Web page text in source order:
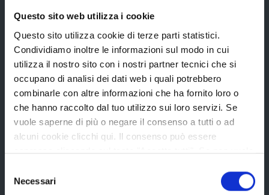
Questo sito web utilizza i cookie
Questo sito utilizza cookie di terze parti statistici.
Condividiamo inoltre le informazioni sul modo in cui
utilizza il nostro sito con i nostri partner tecnici che si
occupano di analisi dei dati web i quali potrebbero
combinarle con altre informazioni che ha fornito loro o
che hanno raccolto dal tuo utilizzo sui loro servizi. Se
vuole saperne di più o negare il consenso a tutti o ad
alcuni cookie clicchi qui. Il consenso può essere
espresso cliccando sul tasto "Accetta tutti". Se non vuole
tasto "Rifiuta".
delNecessari
La Provincia
Organi di governo
Statuto e Regolamenti
Amministrazione Trasparente